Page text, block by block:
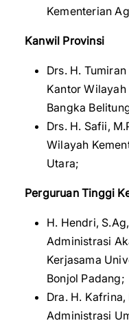
Kementerian
Kanwil Provinsi
Drs. H.
Kantor
Bangka
Drs. H. Safii,
Wilayah
Utara;
Perguruan Tinggi
H. Hendri,
Administrasi
Kerjasama
Bonjol Padang;
Dra. H.
Administrasi